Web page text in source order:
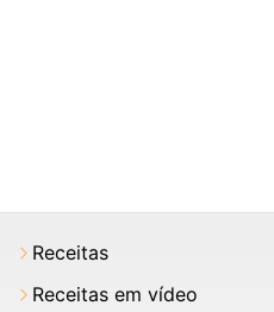
Receitas
Receitas em vídeo